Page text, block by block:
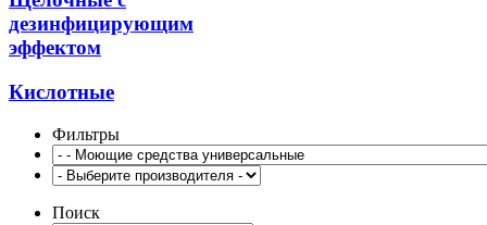
дезинфицирующим
эффектом
Кислотные
Фильтры
Поиск